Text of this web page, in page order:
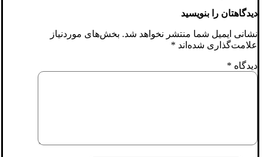
دیدگاهتان را بنویسید
نشانی ایمیل شما منتشر نخواهد شد. بخش‌های موردنیاز
علامت‌گذاری شده‌اند *
دیدگاه *